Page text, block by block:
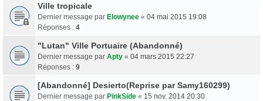
Ville tropicale
Dernier message par Elowynee « 04 mai 2015 19:08
Réponses : 4
"Lutan" Ville Portuaire (Abandonné)
Dernier message par Apty « 04 mars 2015 22:27
Réponses : 9
[Abandonné] Desierto(Reprise par Samy160299)
Dernier message par PinkSide « 15 nov. 2014 20:30